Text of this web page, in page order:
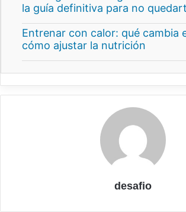
la guía definitiva para no
Entrenar con calor: qué cambia
cómo ajustar la nutrición
desafio